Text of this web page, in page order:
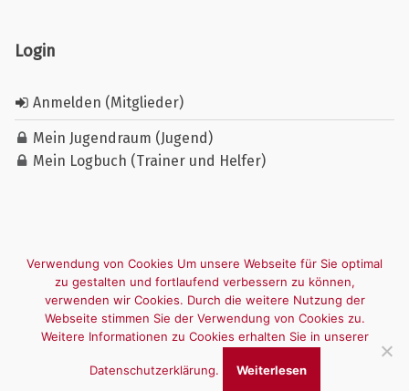
Login
Anmelden (Mitglieder)
Mein Jugendraum (Jugend)
Mein Logbuch (Trainer und Helfer)
Verwendung von Cookies Um unsere Webseite für Sie optimal
zu gestalten und fortlaufend verbessern zu können,
verwenden wir Cookies. Durch die weitere Nutzung der
Webseite stimmen Sie der Verwendung von Cookies zu.
Weitere Informationen zu Cookies erhalten Sie in unserer
Datenschutzerklärung. Weiterlesen